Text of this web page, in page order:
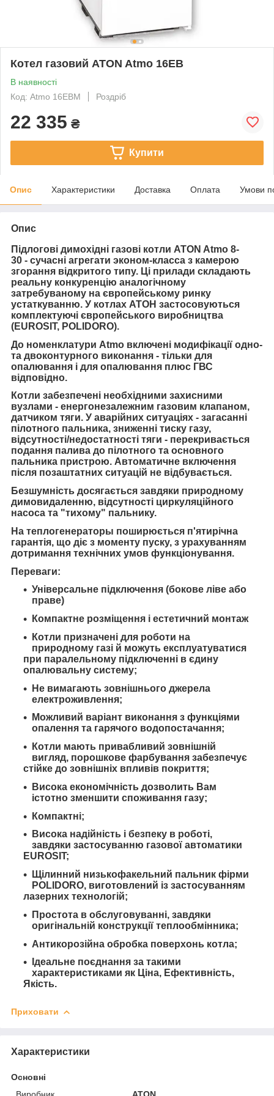
Котел газовий ATON Atmo 16ЕВ
В наявності
Код: Atmo 16ЕВМ
Роздріб
22 335 ₴
Купити
Опис Характеристики Доставка Оплата Умови
Опис
Підлогові димохідні газові котли ATON Atmo 8-
30 - сучасні агрегати эконом-класса з камерою
згорання відкритого типу. Ці прилади складають
реальну конкуренцію аналогічному
затребуваному на європейському ринку
устаткуванню. У котлах АТОН застосовуються
комплектуючі європейського виробництва
(EUROSIT, POLIDORO).
До номенклатури Atmo включені модифікації одно-
та двоконтурного виконання - тільки для
опалювання і для опалювання плюс ГВС
відповідно.
Котли забезпечені необхідними захисними
вузлами - енергонезалежним газовим клапаном,
датчиком тяги. У аварійних ситуаціях - загасанні
пілотного пальника, зниженні тиску газу,
відсутності/недостатності тяги - перекривається
подання палива до пілотного та основного
пальника пристрою. Автоматичне включення
після позаштатних ситуацій не відбувається.
Безшумність досягається завдяки природному
димовидаленню, відсутності циркуляційного
насоса та "тихому" пальнику.
На теплогенераторы поширюється п'ятирічна
гарантія, що діє з моменту пуску, з урахуванням
дотримання технічних умов функціонування.
Переваги:
Універсальне підключення (бокове ліве або
праве)
Компактне розміщення і естетичний монтаж
Котли призначені для роботи на
природному газі й можуть експлуатуватися
при паралельному підключенні в єдину
опалювальну систему;
Не вимагають зовнішнього джерела
електроживлення;
Можливий варіант виконання з функціями
опалення та гарячого водопостачання;
Котли мають привабливий зовнішній
вигляд, порошкове фарбування забезпечує
стійке до зовнішніх впливів покриття;
Висока економічність дозволить Вам
істотно зменшити споживання газу;
Компактні;
Висока надійність і безпеку в роботі,
завдяки застосуванню газової автоматики
EUROSIT;
Щілинний низькофакельний пальник фірми
POLIDORO, виготовлений із застосуванням
лазерних технологій;
Простота в обслуговуванні, завдяки
оригінальній конструкції теплообмінника;
Антикорозійна обробка поверхонь котла;
Ідеальне поєднання за такими
характеристиками як Ціна, Ефективність,
Якість.
Приховати
Характеристики
Основні
Виробник
ATON